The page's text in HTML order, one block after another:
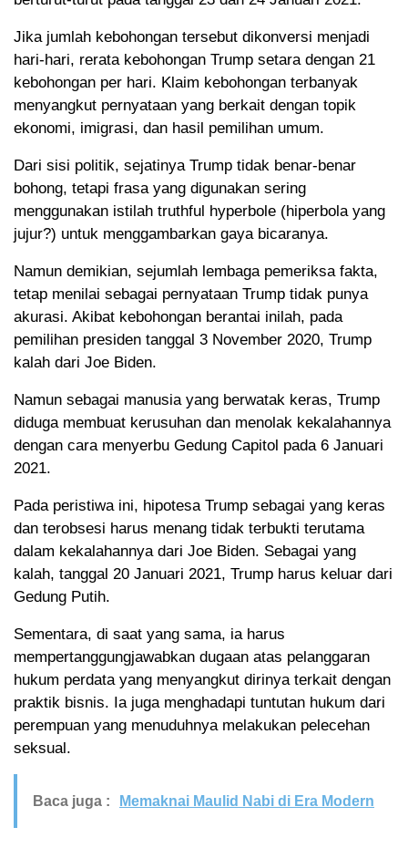
Jika jumlah kebohongan tersebut dikonversi menjadi
hari-hari, rerata kebohongan Trump setara dengan 21
kebohongan per hari. Klaim kebohongan terbanyak
menyangkut pernyataan yang berkait dengan topik
ekonomi, imigrasi, dan hasil pemilihan umum.
Dari sisi politik, sejatinya Trump tidak benar-benar
bohong, tetapi frasa yang digunakan sering
menggunakan istilah truthful hyperbole (hiperbola yang
jujur?) untuk menggambarkan gaya bicaranya.
Namun demikian, sejumlah lembaga pemeriksa fakta,
tetap menilai sebagai pernyataan Trump tidak punya
akurasi. Akibat kebohongan berantai inilah, pada
pemilihan presiden tanggal 3 November 2020, Trump
kalah dari Joe Biden.
Namun sebagai manusia yang berwatak keras, Trump
diduga membuat kerusuhan dan menolak kekalahannya
dengan cara menyerbu Gedung Capitol pada 6 Januari
2021.
Pada peristiwa ini, hipotesa Trump sebagai yang keras
dan terobsesi harus menang tidak terbukti terutama
dalam kekalahannya dari Joe Biden. Sebagai yang
kalah, tanggal 20 Januari 2021, Trump harus keluar dari
Gedung Putih.
Sementara, di saat yang sama, ia harus
mempertanggungjawabkan dugaan atas pelanggaran
hukum perdata yang menyangkut dirinya terkait dengan
praktik bisnis. Ia juga menghadapi tuntutan hukum dari
perempuan yang menuduhnya melakukan pelecehan
seksual.
Baca juga : Memaknai Maulid Nabi di Era Modern